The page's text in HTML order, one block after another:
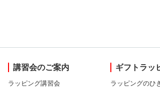
講習会のご案内
ラッピング講習会
ギフトラッ
ラッピングのひ